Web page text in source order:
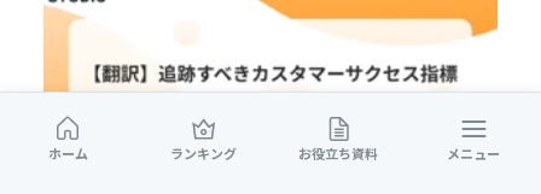
ホーム ランキング お役立ち資料 メニュー